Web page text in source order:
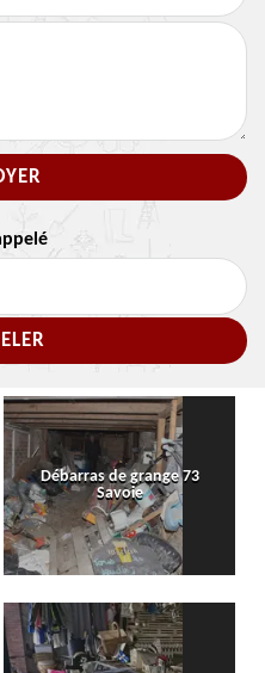
Débarras de grange 73
Savoie